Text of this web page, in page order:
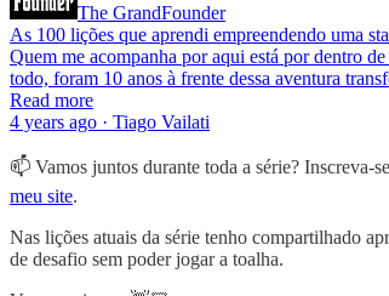
The GrandFounder
As 100 lições que aprendi empreendendo uma
Quem me acompanha por aqui está por dentro
todo, foram 10 anos à frente dessa aventura
Read more
4 years ago · Tiago Vailati
📫 Vamos juntos durante toda a série? Inscreva-
meu site.
Nas lições atuais da série tenho compartilhado
de desafio sem poder jogar a toalha.